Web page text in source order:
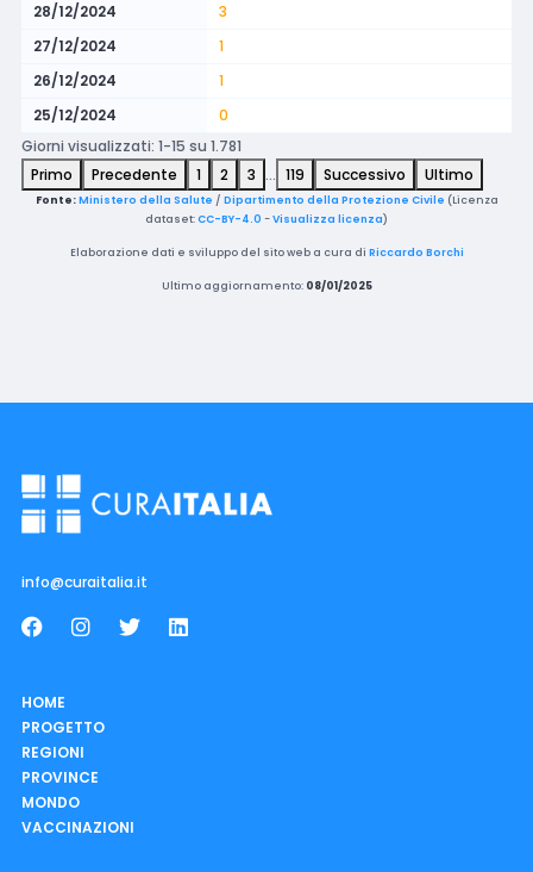
28/12/2024
3
27/12/2024
1
26/12/2024
1
25/12/2024
0
Giorni visualizzati: 1-15 su 1.781
Primo
Precedente 1 2 3 … 119 Successivo Ultimo
Fonte: Ministero della Salute / Dipartimento della Protezione Civile (Licenza
dataset:CC-BY-4.0 -Visualizza licenza)
Elaborazione dati e sviluppo del sito web a cura di Riccardo Borchi
Ultimo aggiornamento: 08/01/2025
info@curaitalia.it
HOME
PROGETTO
REGIONI
PROVINCE
MONDO
VACCINAZIONI